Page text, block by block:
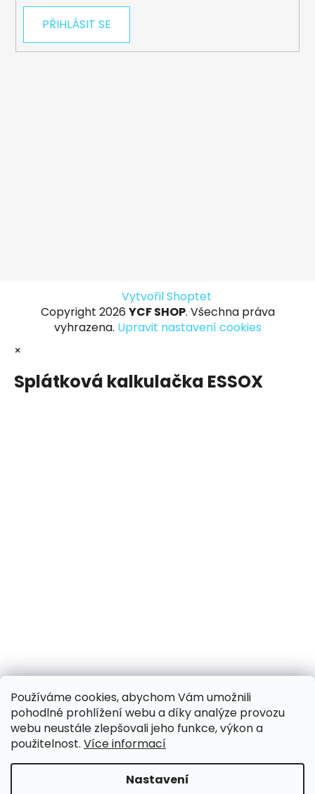
Používáme cookies, abychom Vám umožnili
pohodlné prohlížení webu a díky analýze provozu
webu neustále zlepšovali jeho funkce, výkon a
použitelnost. Více informací
Nastavení
PŘIHLÁSIT SE
Vytvořil Shoptet
Copyright 2026 YCF SHOP. Všechna práva
vyhrazena. Upravit nastavení cookies
×
Splátková kalkulačka ESSOX